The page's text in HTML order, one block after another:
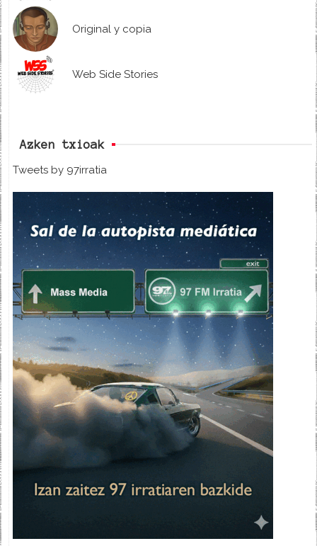
Original y copia
Web Side Stories
Azken txioak
Tweets by 97irratia